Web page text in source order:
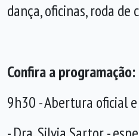
dança, oficinas, roda de
Confira a programação:
9h30 - Abertura oficial